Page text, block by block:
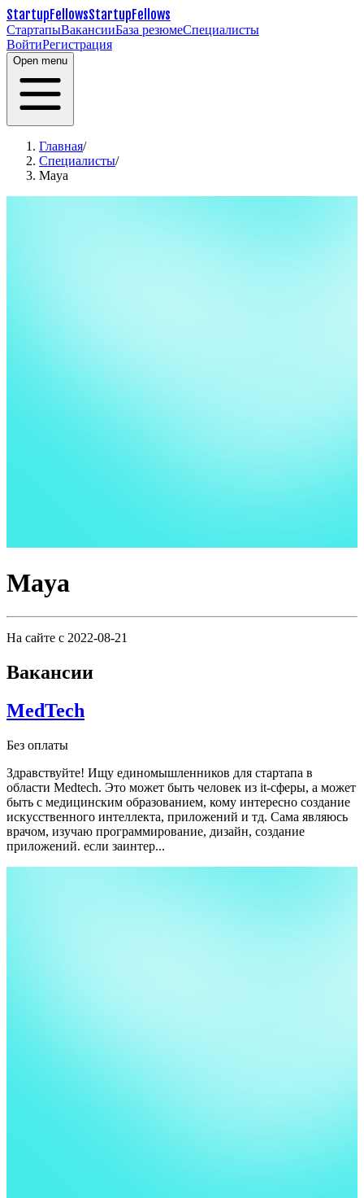
StartupFellowsStartupFellows
СтартапыВакансииБаза резюмеСпециалисты
ВойтиРегистрация
Open menu
Главная/
Специалисты/
Maya
Maya
На сайте с 2022-08-21
Вакансии
MedTech
Без оплаты
Здравствуйте! Ищу единомышленников для стартапа в
области Medtech. Это может быть человек из it-сферы, а может
быть с медицинским образованием, кому интересно создание
искусственного интеллекта, приложений и тд. Сама являюсь
врачом, изучаю программирование, дизайн, создание
приложений. если заинтер...